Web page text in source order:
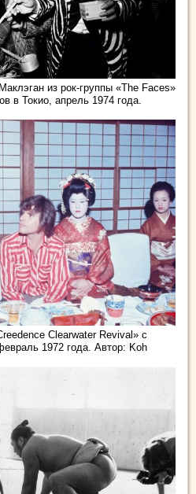
из рок-группы «The Faces»
в Токио, апрель 1974 года.
Clearwater Revival» с
1972 года. Автор: Koh